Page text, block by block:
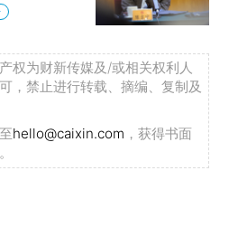
权为财新传媒及/或相关权利人
，禁止进行转载、摘编、复制及
hello@caixin.com ，获得书面